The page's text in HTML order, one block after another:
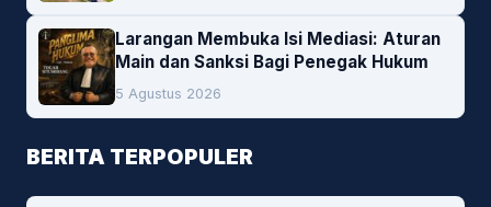
Larangan Membuka Isi Mediasi: Aturan
Main dan Sanksi Bagi Penegak Hukum
5 Agustus 2026
BERITA TERPOPULER